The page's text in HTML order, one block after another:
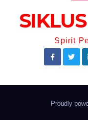
Spirit
Proudly